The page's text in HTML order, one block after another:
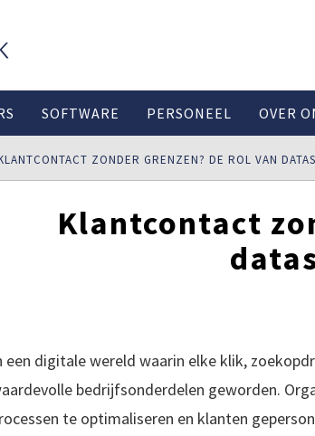
SOFTWARE PERSONEEL OVER
ZONDER GRENZEN? DE ROL VAN
Klantcontact
een digitale wereld waarin elke klik,
bedrijfsonderdelen geworden.
te optimaliseren en klanten